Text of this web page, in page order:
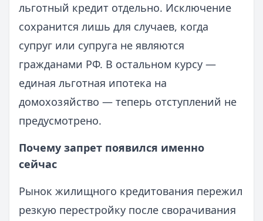
льготный кредит отдельно. Исключение
сохранится лишь для случаев, когда
супруг или супруга не являются
гражданами РФ. В остальном курсу —
единая льготная ипотека на
домохозяйство — теперь отступлений не
предусмотрено.
Почему запрет появился именно
сейчас
Рынок жилищного кредитования пережил
резкую перестройку после сворачивания